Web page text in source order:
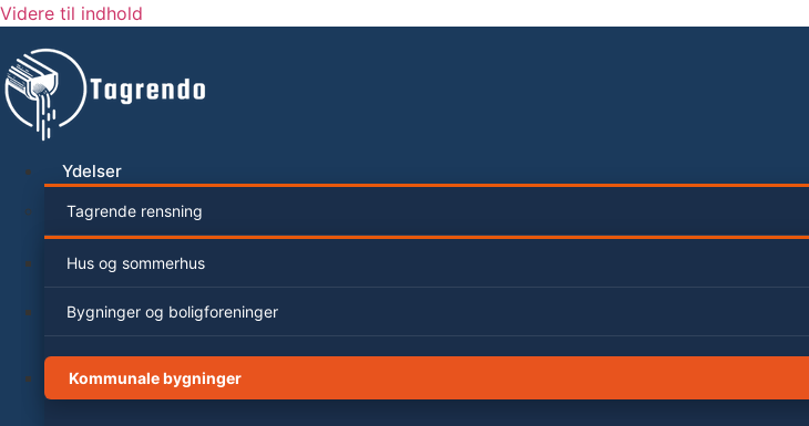
Videre til indhold
Ydelser
Tagrende rensning
Hus og sommerhus
Bygninger og boligforeninger
Kommunale bygninger